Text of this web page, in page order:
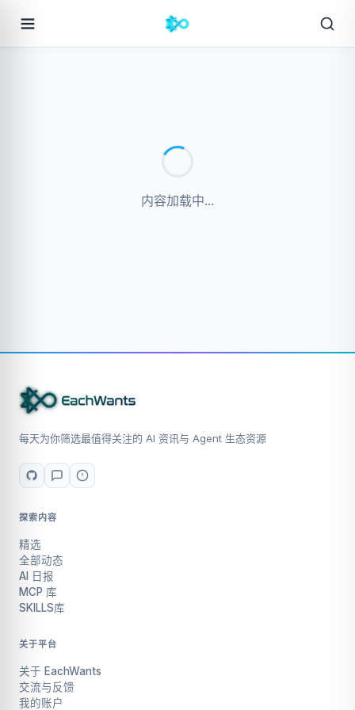
内容加载中...
每天为你筛选最值得关注的 AI 资讯与 Agent 生态资源
探索内容
精选
全部动态
AI 日报
MCP 库
SKILLS库
关于平台
关于 EachWants
交流与反馈
我的账户